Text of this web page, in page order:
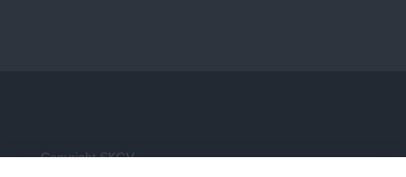
Copyright SKGV